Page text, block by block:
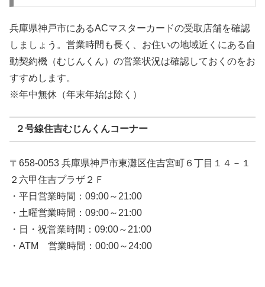
兵庫県神戸市にあるACマスターカードの受取店舗を確認
しましょう。営業時間も長く、お住いの地域近くにある自
動契約機（むじんくん）の営業状況は確認しておくのをお
すすめします。
※年中無休（年末年始は除く）
２号線住吉むじんくんコーナー
〒658-0053 兵庫県神戸市東灘区住吉宮町６丁目１４－１
２六甲住吉プラザ２Ｆ
・平日営業時間：09:00～21:00
・土曜営業時間：09:00～21:00
・日・祝営業時間：09:00～21:00
・ATM 営業時間：00:00～24:00